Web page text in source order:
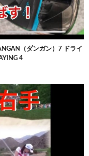
（ダンガン）7 ドライ
4